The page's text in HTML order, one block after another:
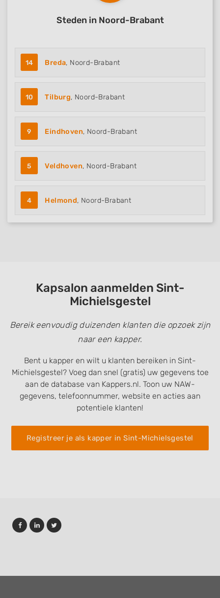
Steden in Noord-Brabant
14 Breda, Noord-Brabant
10 Tilburg, Noord-Brabant
9 Eindhoven, Noord-Brabant
5 Veldhoven, Noord-Brabant
4 Helmond, Noord-Brabant
Kapsalon aanmelden Sint-
Michielsgestel
Bereik eenvoudig duizenden klanten die opzoek zijn
naar een kapper.
Bent u kapper en wilt u klanten bereiken in Sint-
Michielsgestel? Voeg dan snel (gratis) uw gegevens toe
aan de database van Kappers.nl. Toon uw NAW-
gegevens, telefoonnummer, website en acties aan
potentiele klanten!
Registreer je als kapper in Sint-Michielsgestel